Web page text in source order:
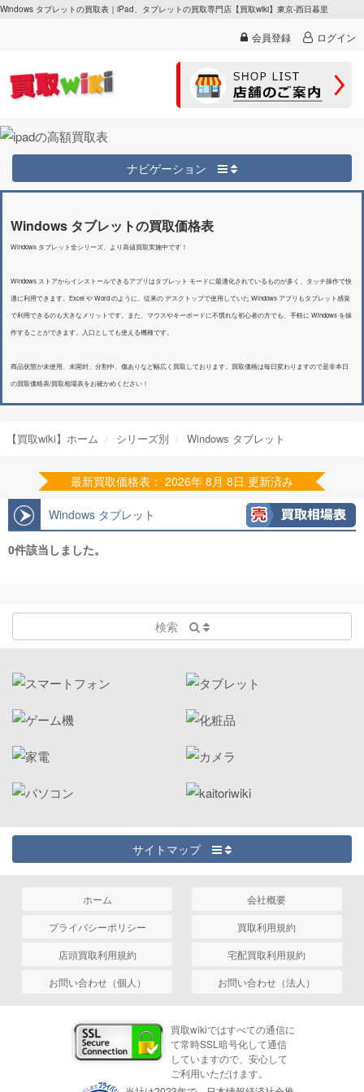
Windows タブレットの買取表｜iPad、タブレットの買取専門店【買取wiki】東京-西日暮里
会員登録 ログイン
ナビゲーション
Windows タブレットの買取価格表
Windows タブレット全シリーズ、より高値買取実施中です！
Windows ストアからインストールできるアプリはタブレット モードに最適化されているものが多く、タッチ操作で快
適に利用できます。Excel や Word のように、従来の デスクトップで使用していた Windows アプリもタブレット感覚
で利用できるのも大きなメリットです。また、マウスやキーボードに不慣れな初心者の方でも、手軽に Windows を操
作することができます。入口としても使える機種です。
商品状態が未使用、未開封、分割中、傷ありなど幅広く買取しております。買取価格は毎日変わりますので是非本日
の買取価格表/買取相場表をお確かめください！
【買取wiki】ホーム シリーズ別 Windows タブレット
最新買取価格表： 2026年 8月 8日 更新済み
Windows タブレット
0件該当しました。
検索
サイトマップ
ホーム
会社概要
プライバシーポリシー
買取利用規約
店頭買取利用規約
宅配買取利用規約
お問い合わせ（個人）
お問い合わせ（法人）
買取wikiではすべての通信に
て常時SSL暗号化して通信
していますので、安心して
ご利用いただけます。